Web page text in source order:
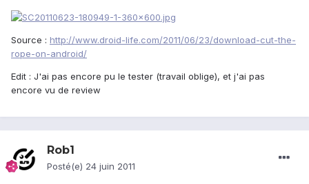
Source : http://www.droid-life.com/2011/06/23/download-cut-the-
rope-on-android/
Edit : J'ai pas encore pu le tester (travail oblige), et j'ai pas
encore vu de review
Rob1
Posté(e) 24 juin 2011